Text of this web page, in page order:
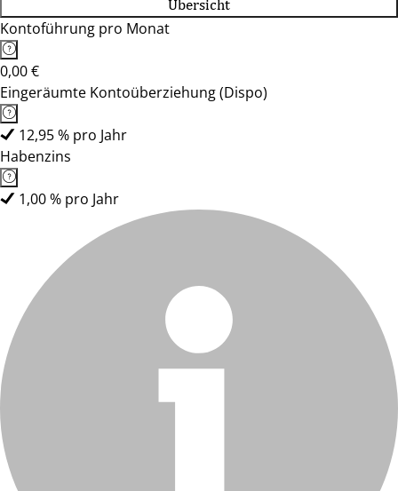
Übersicht
Kontoführung pro Monat
0,00 €
Eingeräumte Kontoüberziehung (Dispo)
12,95 % pro Jahr
Habenzins
1,00 % pro Jahr